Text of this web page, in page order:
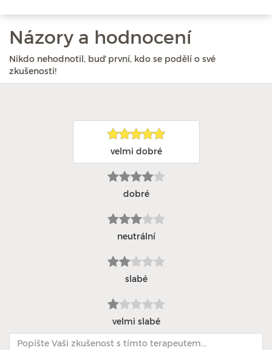
Názory a hodnocení
Nikdo nehodnotil, buď první, kdo se podělí o své
zkušenosti!
velmi dobré
dobré
neutrální
slabé
velmi slabé